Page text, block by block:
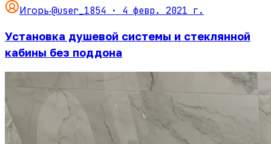
Игорь·@user_1854 · 4 февр. 2021 г.
Установка душевой системы и стеклянной
кабины без поддона